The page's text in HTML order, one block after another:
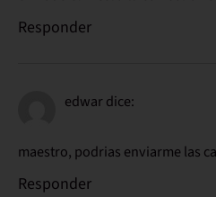
Responder
edwardice:
maestro, podrias enviarme las
Responder